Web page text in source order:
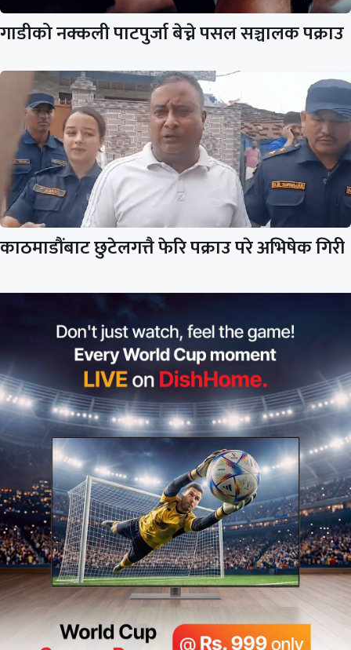
गाडीको नक्कली पाटपुर्जा बेच्ने पसल सञ्चालक पक्राउ
काठमाडौंबाट छुटेलगत्तै फेरि पक्राउ परे अभिषेक गिरी